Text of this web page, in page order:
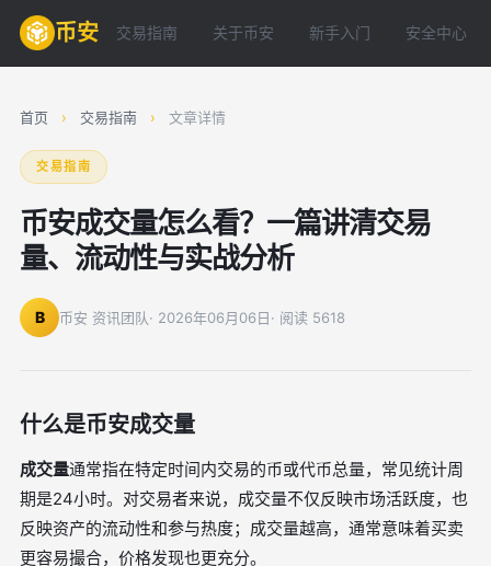
币安 交易指南 关于币安 新手入门 安全中心
首页 › 交易指南 › 文章详情
交易指南
币安成交量怎么看？一篇讲清交易
量、流动性与实战分析
B 币安 资讯团队· 2026年06月06日· 阅读 5618
什么是币安成交量
成交量通常指在特定时间内交易的币或代币总量，常见统计周
期是24小时。对交易者来说，成交量不仅反映市场活跃度，也
反映资产的流动性和参与热度；成交量越高，通常意味着买卖
更容易撮合，价格发现也更充分。